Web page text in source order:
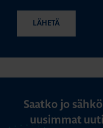
Saatko jo
uusimmat